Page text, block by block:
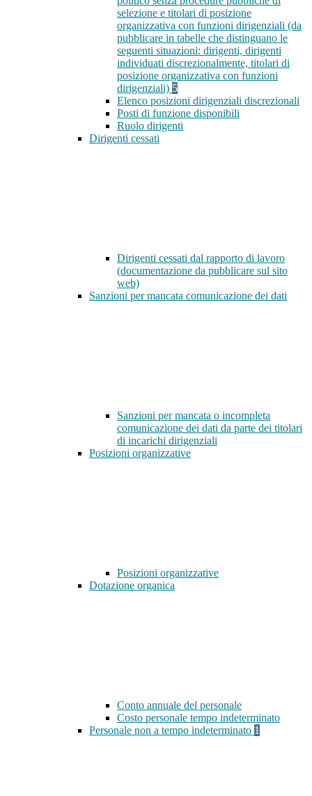
selezione e titolari di posizione
organizzativa con funzioni dirigenziali (da
pubblicare in tabelle che distinguano le
seguenti situazioni: dirigenti, dirigenti
individuati discrezionalmente, titolari di
posizione organizzativa con funzioni
dirigenziali) 5
Elenco posizioni dirigenziali discrezionali
Posti di funzione disponibili
Ruolo dirigenti
Dirigenti cessati
Dirigenti cessati dal rapporto di lavoro
(documentazione da pubblicare sul sito
web)
Sanzioni per mancata comunicazione dei dati
Sanzioni per mancata o incompleta
comunicazione dei dati da parte dei titolari
di incarichi dirigenziali
Posizioni organizzative
Posizioni organizzative
Dotazione organica
Conto annuale del personale
Costo personale tempo indeterminato
Personale non a tempo indeterminato 1